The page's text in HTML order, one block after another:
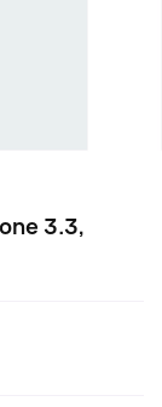
3.3,